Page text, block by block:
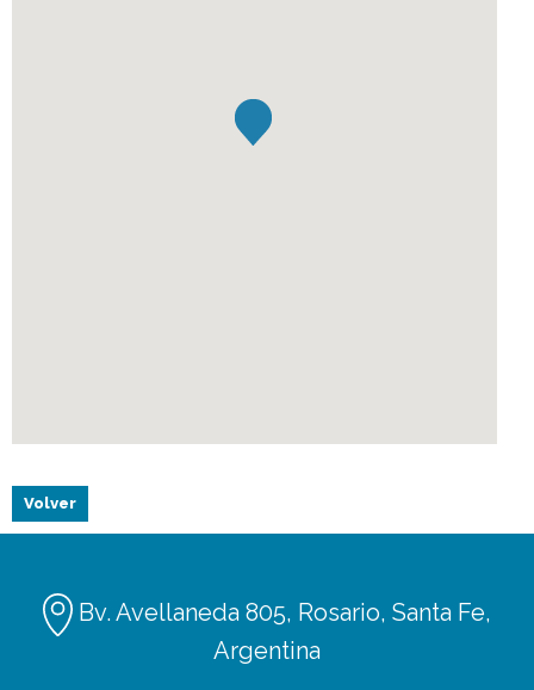
Volver
Bv. Avellaneda 805, Rosario, Santa Fe,
Argentina